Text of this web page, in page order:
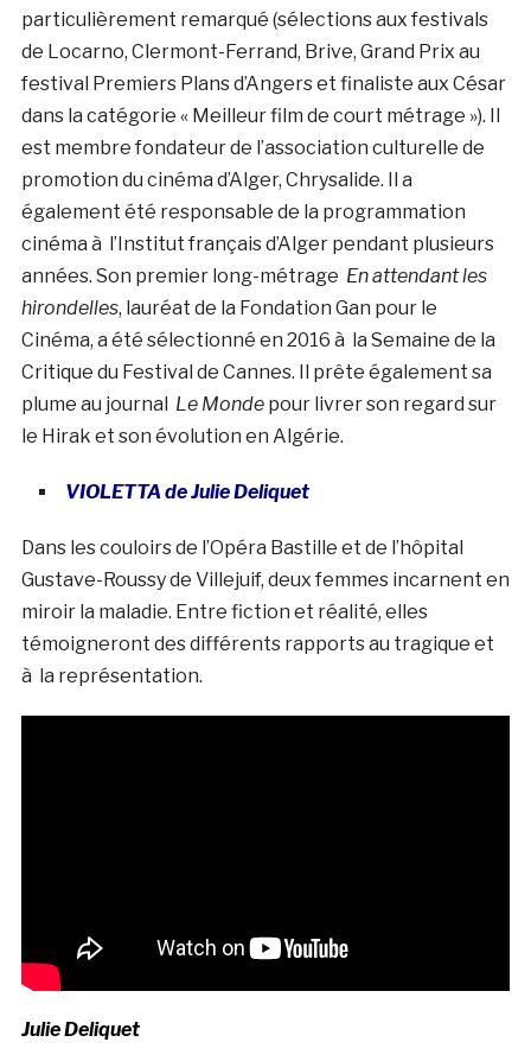
particulièrement remarqué (sélections aux festivals
de Locarno, Clermont-Ferrand, Brive, Grand Prix au
festival Premiers Plans d’Angers et finaliste aux César
dans la catégorie « Meilleur film de court métrage »). Il
est membre fondateur de l’association culturelle de
promotion du cinéma d’Alger, Chrysalide. Il a
également été responsable de la programmation
cinéma à l’Institut français d’Alger pendant plusieurs
années. Son premier long-métrage En attendant les
hirondelles, lauréat de la Fondation Gan pour le
Cinéma, a été sélectionné en 2016 à la Semaine de la
Critique du Festival de Cannes. Il prête également sa
plume au journal Le Mondepour livrer son regard sur
le Hirak et son évolution en Algérie.
VIOLETTA de Julie Deliquet
Dans les couloirs de l’Opéra Bastille et de l’hôpital
Gustave-Roussy de Villejuif, deux femmes incarnent en
miroir la maladie. Entre fiction et réalité, elles
témoigneront des différents rapports au tragique et
à la représentation.
Julie Deliquet